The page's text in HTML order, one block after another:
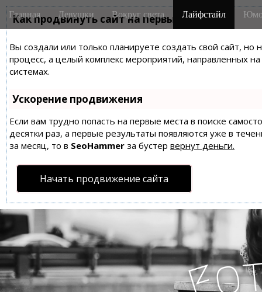
Как продвинуть сайт на первые места?
Вы создали или только планируете создать свой сайт,
процесс, а целый комплекс мероприятий, направленных
системах.
Ускорение продвижения
Если вам трудно попасть на первые места в поиске
десятки раз, а первые результаты появляются уже в
за месяц, то в SeoHammer за бустер вернут деньги.
Начать продвижение сайта
M
a
n
m
e
n
u
i
Главная Девушки Вокруг света Лайфстайл
o